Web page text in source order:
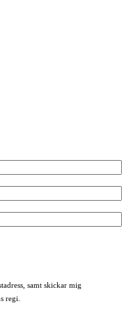
samt skickar mig
regi.